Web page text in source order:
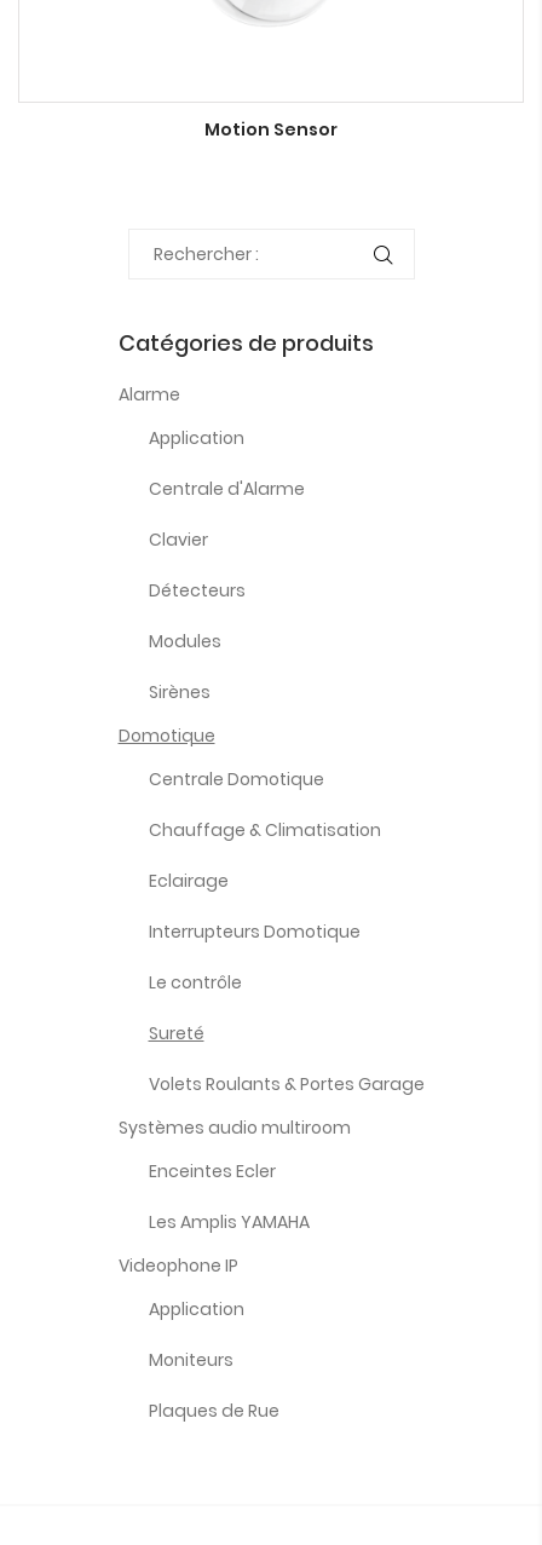
Motion Sensor
Catégories de produits
Alarme
Application
Centrale d'Alarme
Clavier
Détecteurs
Modules
Sirènes
Domotique
Centrale Domotique
Chauffage & Climatisation
Eclairage
Interrupteurs Domotique
Le contrôle
Sureté
Volets Roulants & Portes Garage
Systèmes audio multiroom
Enceintes Ecler
Les Amplis YAMAHA
Videophone IP
Application
Moniteurs
Plaques de Rue